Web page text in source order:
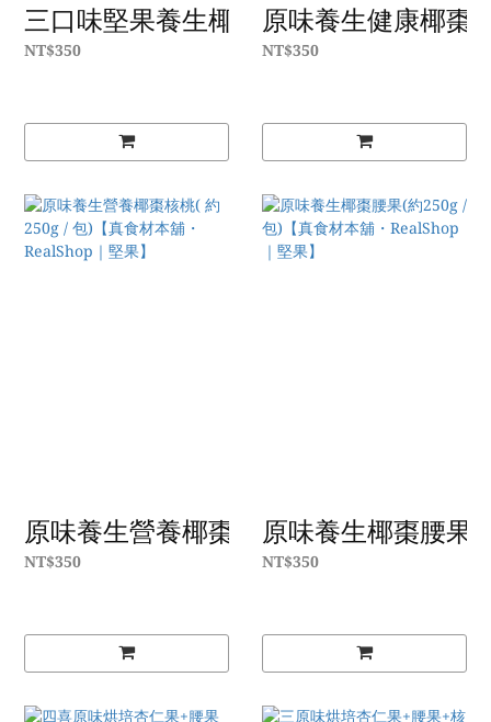
三口味堅果養生椰棗〖核桃+杏仁果+腰果
NT$350
原味養生健康椰棗
NT$350
原味養生營養椰棗核桃( 約250g / 包)【真
NT$350
原味養生椰棗腰果(
NT$350